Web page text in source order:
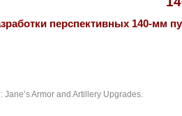
перспективных 140-мм
: Jane’s Armor and Artillery Upgrades.